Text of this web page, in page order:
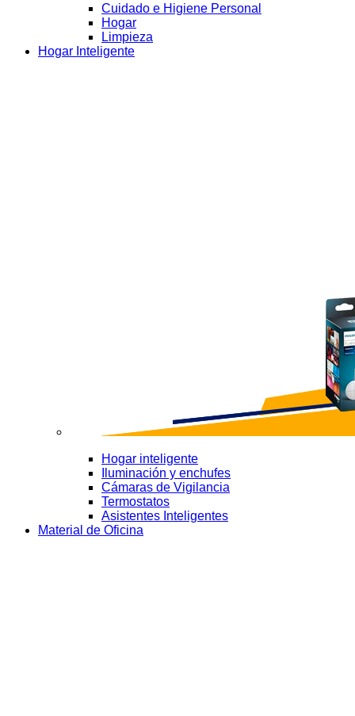
Cuidado e Higiene Personal
Hogar
Limpieza
Hogar Inteligente
Hogar inteligente
Iluminación y enchufes
Cámaras de Vigilancia
Termostatos
Asistentes Inteligentes
Material de Oficina